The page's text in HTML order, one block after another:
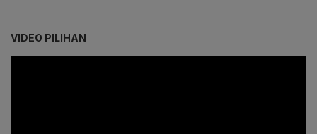
VIDEO PILIHAN